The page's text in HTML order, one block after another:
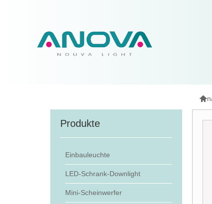

Produkte
Einbauleuchte
LED-Schrank-Downlight
Mini-Scheinwerfer